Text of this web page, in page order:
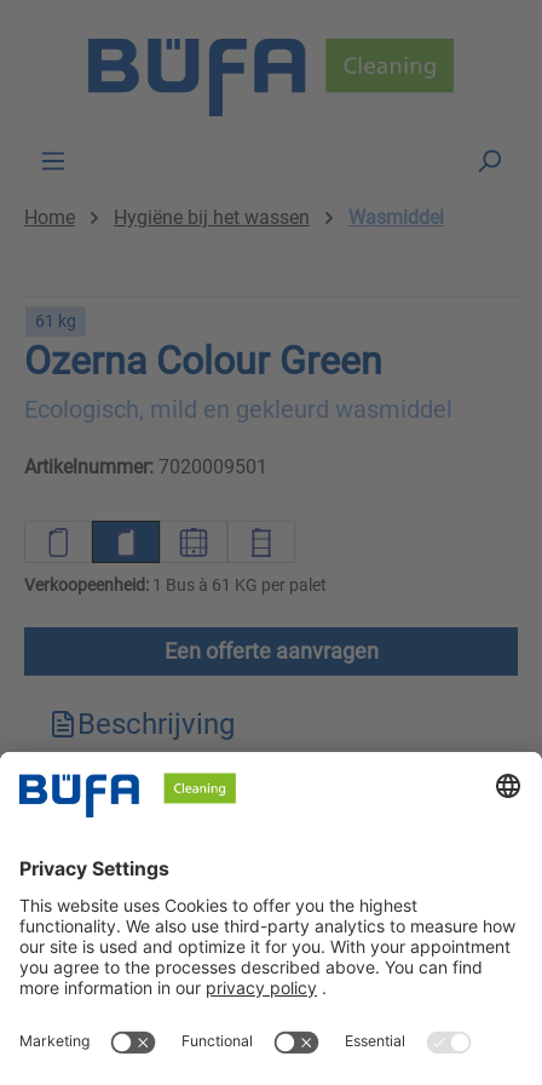
Home Hygiëne bij het wassen Wasmiddel
61 kg
Ozerna Colour Green
Ecologisch, mild en gekleurd wasmiddel
Artikelnummer: 7020009501
Verkoopeenheid: 1 Bus à 61 KG per palet
Een offerte aanvragen
Beschrijving
Technische kenmerken
Veiligheidsinstructies